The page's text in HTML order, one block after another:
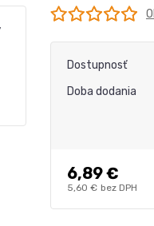
Dostupnosť
Doba dodania
6,89 €
5,60 € bez DPH